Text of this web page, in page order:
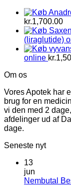
kr.1,700.00
(liraglutide)
online kr.
Om os
Vores Apotek har
brug for en
vi den med 2
afdelinger ud af
dage.
Seneste nyt
13
jun
Nembutal